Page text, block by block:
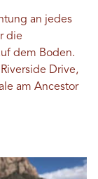
an jedes
die
dem Boden.
Drive,
am Ancestor